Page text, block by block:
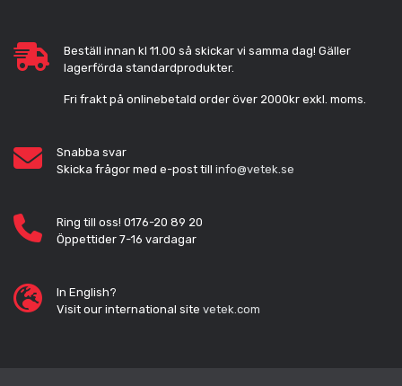
Beställ innan kl 11.00 så skickar vi samma dag! Gäller
lagerförda standardprodukter.
Fri frakt på onlinebetald order över 2000kr exkl. moms.
Snabba svar
Skicka frågor med e-post till info@vetek.se
Ring till oss! 0176-20 89 20
Öppettider 7-16 vardagar
In English?
Visit our international site vetek.com